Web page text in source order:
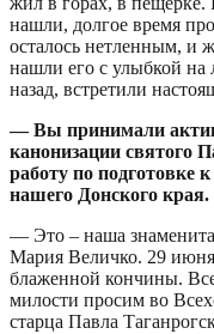
нашли, долгое время
осталось нетленным, и
нашли его с улыбкой на
назад, встретили
— Вы принимали
канонизации святого
работу по подготовке
нашего Донского
— Это – наша
Мария Величко. 29 июня
блаженной кончины.
милости просим во
старца Павла